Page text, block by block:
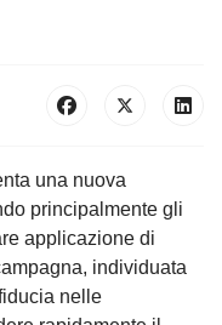
una nuova
principalmente gli
applicazione di
individuata
nelle